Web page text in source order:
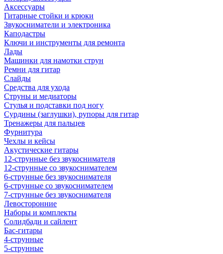
Аксессуары
Гитарные стойки и крюки
Звукосниматели и электроника
Каподастры
Ключи и инструменты для ремонта
Лады
Машинки для намотки струн
Ремни для гитар
Слайды
Средства для ухода
Струны и медиаторы
Стулья и подставки под ногу
Сурдины (заглушки), рупоры для гитар
Тренажеры для пальцев
Фурнитура
Чехлы и кейсы
Акустические гитары
12-струнные без звукоснимателя
12-струнные со звукоснимателем
6-струнные без звукоснимателя
6-струнные со звукоснимателем
7-струнные без звукоснимателя
Левосторонние
Наборы и комплекты
Солидбади и сайлент
Бас-гитары
4-струнные
5-струнные